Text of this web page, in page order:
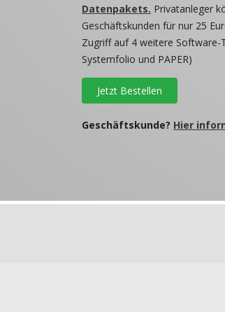
Datenpakets. Privatanleger
Geschäftskunden für nur 25
Zugriff auf 4 weitere Software-
Systemfolio und PAPER)
Jetzt Bestellen
Geschäftskunde? Hier